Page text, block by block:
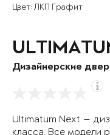
Цвет: ЛКП Графит
Дизайнерские
Ultimatum Next —
класса. Все модели